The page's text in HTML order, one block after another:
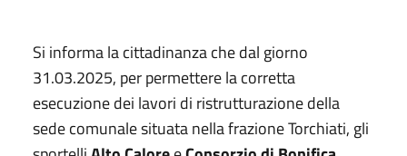
Si informa la cittadinanza che dal giorno
31.03.2025, per permettere la corretta
esecuzione dei lavori di ristrutturazione della
sede comunale situata nella frazione Torchiati, gli